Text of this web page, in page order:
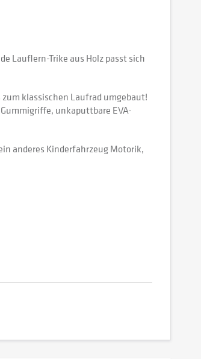
Lauflern-Trike aus Holz passt sich
klassischen Laufrad umgebaut!
unkaputtbare EVA-
anderes Kinderfahrzeug Motorik,